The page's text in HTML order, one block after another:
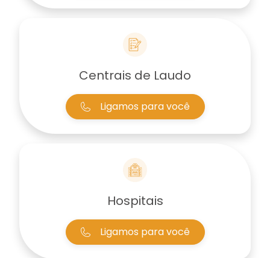
Centrais de Laudo
Ligamos para você
Hospitais
Ligamos para você